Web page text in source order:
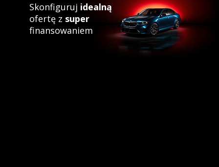
Skonfiguruj idealną
ofertę z super
finansowaniem